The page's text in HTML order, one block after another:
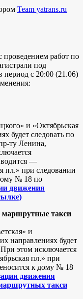
Team yatrans.ru
проведением работ по
под
период с 20:00 (21.06)
и «Октябрьская
будет следовать по
ту Ленина,
—
пл.» при следовании
№ 18 по
движения
такси
и
направлениях будет
этом исключается
пл.» при
к дому № 18
движения
такси